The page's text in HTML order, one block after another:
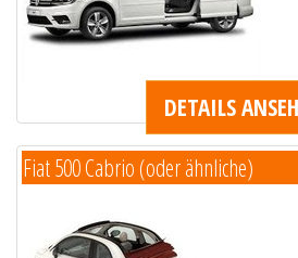
DETAILS
Fiat 500 Cabrio (oder ähnliche)